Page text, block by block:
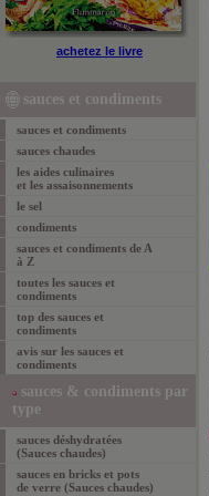
achetez le livre
sauces et condiments
sauces et condiments
sauces chaudes
les aides culinaires
et les assaisonnements
le sel
condiments
sauces et condiments de A
à Z
toutes les sauces et
condiments
top des sauces et
condiments
avis sur les sauces et
condiments
sauces & condiments par
type
sauces déshydratées
(Sauces chaudes)
sauces en bricks et pots
de verre (Sauces chaudes)